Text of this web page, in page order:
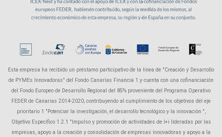
Esta empresa ha recibido un préstamo participativo de la línea de "Creación y Desarrollo
de PYMEs Innovadoras" del Fondo Canarias Financia 1 y cuenta con una cofinanciación
del Fondo Europeo de Desarrollo Regional del 85% proveniente del Programa Operativo
FEDER de Canarias 2014-2020, contribuyendo al cumplimiento de los objetivos del eje
prioritario 1 "Potenciar la investigación, el desarrollo tecnológico y la innovación ",
Objetivo Específico 1.2.1 "Impulso y promoción de actividades de I+i lideradas por las
empresas, apoyo a la creación y consolidación de empresas innovadoras y apoyo a la